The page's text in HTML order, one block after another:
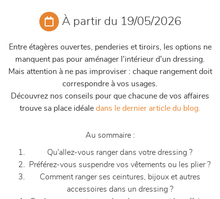
À partir du 19/05/2026
Entre étagères ouvertes, penderies et tiroirs, les options ne
manquent pas pour aménager l'intérieur d'un dressing.
Mais attention à ne pas improviser : chaque rangement doit
correspondre à vos usages.
Découvrez nos conseils pour que chacune de vos affaires
trouve sa place idéale dans le dernier article du blog.
Au sommaire :
Qu'allez-vous ranger dans votre dressing ?
Préférez-vous suspendre vos vêtements ou les plier ?
Comment ranger ses ceintures, bijoux et autres
accessoires dans un dressing ?